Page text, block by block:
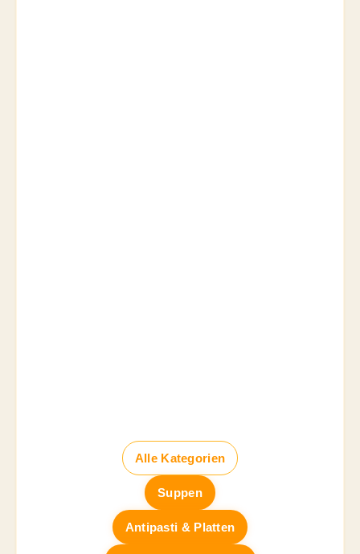
Suppen
Antipasti & Platten
Alle Kategorien